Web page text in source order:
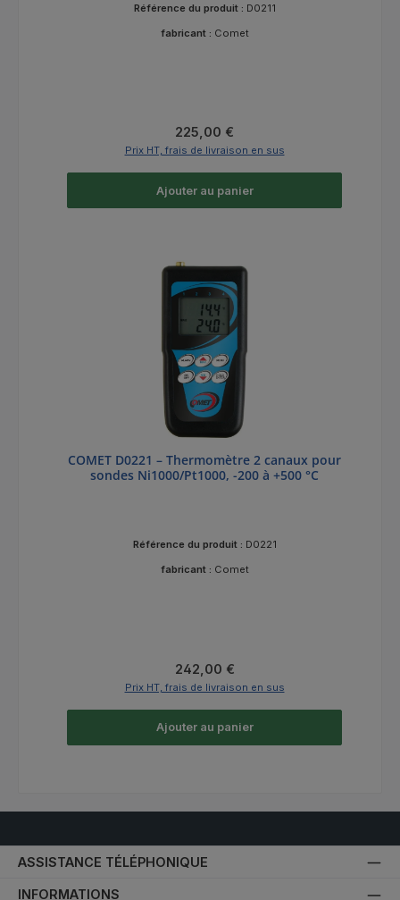
Référence du produit : D0211
fabricant : Comet
Prix régulier :
225,00 €
Prix HT, frais de livraison en sus
Ajouter au panier
COMET D0221 – Thermomètre 2 canaux pour
sondes Ni1000/Pt1000, -200 à +500 °C
Référence du produit : D0221
fabricant : Comet
Prix régulier :
242,00 €
Prix HT, frais de livraison en sus
Ajouter au panier
ASSISTANCE TÉLÉPHONIQUE
INFORMATIONS